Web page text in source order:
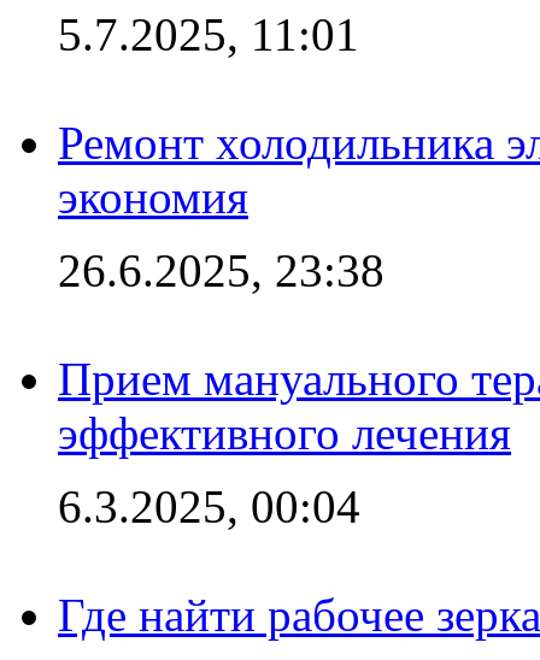
5.7.2025, 11:01
Ремонт холодильника
экономия
26.6.2025, 23:38
Прием мануального
эффективного лечения
6.3.2025, 00:04
Где найти рабочее